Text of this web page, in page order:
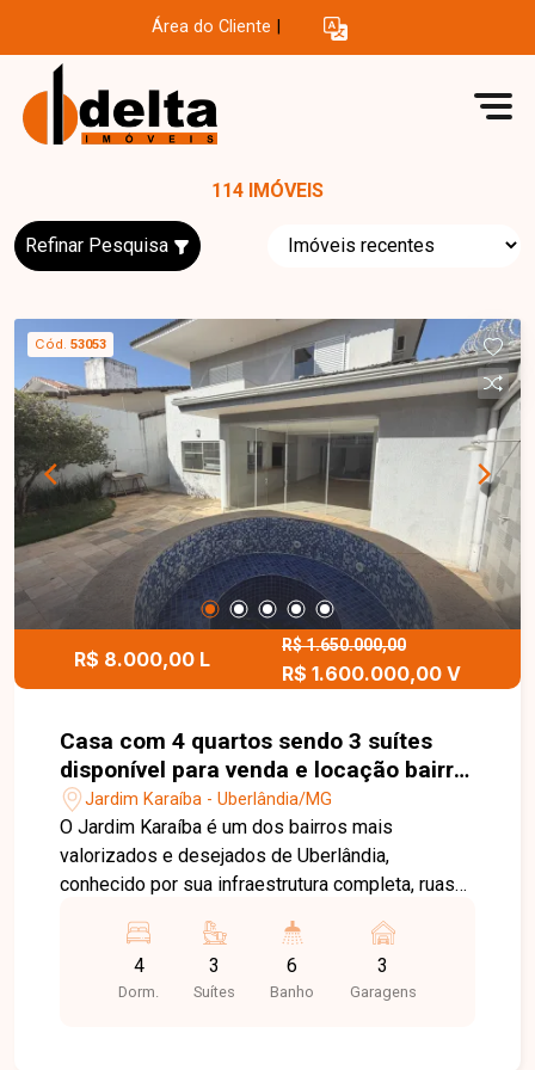
Área do Cliente
114 IMÓVEIS
Refinar Pesquisa
Cód. 53053
R$ 8.000,00 L
R$ 1.650.000,00
R$ 1.600.000,00 V
Casa com 4 quartos sendo 3 suítes
disponível para venda e locação bairro
Jardim Karaíba em Uberlândia-MG
Jardim Karaíba - Uberlândia/MG
O Jardim Karaíba é um dos bairros mais
valorizados e desejados de Uberlândia,
conhecido por sua infraestrutura completa, ruas
oferece fácil acesso às principais avenidas da
cidade, além de estar próxima a supermercados,
escolas, restaurantes, farmácias, academias e
4
Dorm.
3
Suítes
6
Banho
3
Garagens